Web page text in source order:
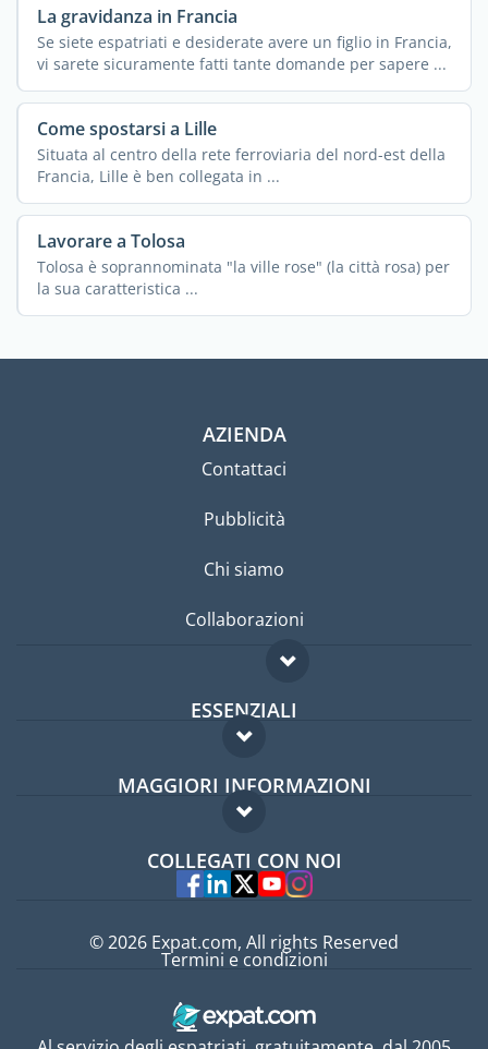
La gravidanza in Francia
Se siete espatriati e desiderate avere un figlio in Francia,
vi sarete sicuramente fatti tante domande per sapere ...
Come spostarsi a Lille
Situata al centro della rete ferroviaria del nord-est della
Francia, Lille è ben collegata in ...
Lavorare a Tolosa
Tolosa è soprannominata "la ville rose" (la città rosa) per
la sua caratteristica ...
AZIENDA
Contattaci
Pubblicità
Chi siamo
Collaborazioni
ESSENZIALI
Forum per expat
Guida per expat
MAGGIORI INFORMAZIONI
Domande frequenti
Esperti
COLLEGATI CON NOI
© 2026 Expat.com, All rights Reserved
Termini e condizioni